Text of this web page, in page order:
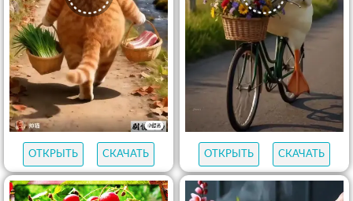
ОТКРЫТЬ СКАЧАТЬ ОТКРЫТЬ СКАЧАТЬ